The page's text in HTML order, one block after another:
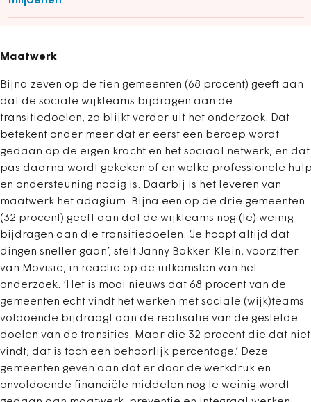
Maatwerk
Bijna zeven op de tien gemeenten (68 procent) geeft aan
dat de sociale wijkteams bijdragen aan de
transitiedoelen, zo blijkt verder uit het onderzoek. Dat
betekent onder meer dat er eerst een beroep wordt
gedaan op de eigen kracht en het sociaal netwerk, en dat
pas daarna wordt gekeken of en welke professionele
en ondersteuning nodig is. Daarbij is het leveren van
maatwerk het adagium. Bijna een op de drie gemeenten
(32 procent) geeft aan dat de wijkteams nog (te) weinig
bijdragen aan die transitiedoelen. ‘Je hoopt altijd dat
dingen sneller gaan’, stelt Janny Bakker-Klein, voorzitter
van Movisie, in reactie op de uitkomsten van het
onderzoek. ‘Het is mooi nieuws dat 68 procent van de
gemeenten echt vindt het werken met sociale (wijk)teams
voldoende bijdraagt aan de realisatie van de gestelde
doelen van de transities. Maar die 32 procent die dat niet
vindt; dat is toch een behoorlijk percentage.’ Deze
gemeenten geven aan dat er door de werkdruk en
onvoldoende financiële middelen nog te weinig wordt